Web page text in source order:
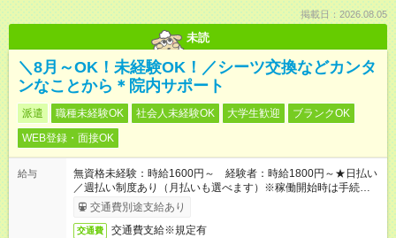
掲載日：2026.08.05
未読
＼8月～OK！未経験OK！／シーツ交換などカンタ
ンなことから＊院内サポート
派遣 職種未経験OK 社会人未経験OK 大学生歓迎
ブランクOK
WEB登録・面接OK
給与
無資格未経験：時給1600円～ 経験者：時給1800円～★日払い
／週払い制度あり（月払いも選べます）※稼働開始時は手続き完
了次第のお支払いとなります。
交通費別途支給あり
交通費 交通費支給※規定有